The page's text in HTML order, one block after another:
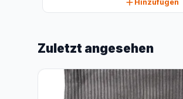
Hinzufügen
Zuletzt angesehen